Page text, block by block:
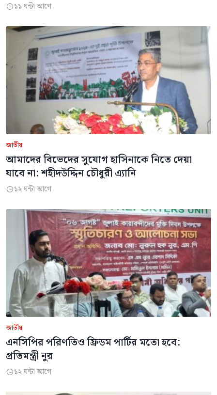
১১ ঘন্টা আগে
জাতীয়
আমাদের বিভেদের সুযোগ হাসিনাকে নিতে দেয়া
যাবে না: শহীদউদ্দিন চৌধুরী এ্যানি
১২ ঘন্টা আগে
জাতীয়
এনসিপির পরিণতিও ফ্রিডম পার্টির মতো হবে:
প্রতিমন্ত্রী নুর
১২ ঘন্টা আগে